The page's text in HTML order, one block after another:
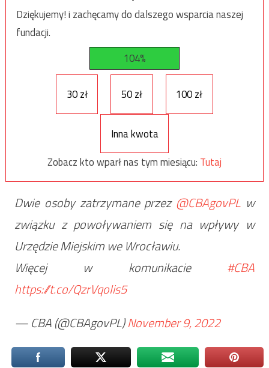
Dziękujemy! i zachęcamy do dalszego wsparcia naszej
fundacji.
104%
30 zł 50 zł 100 zł
Inna kwota
Zobacz kto wparł nas tym miesiącu: Tutaj
Dwie osoby zatrzymane przez @CBAgovPL w
związku z powoływaniem się na wpływy w
Urzędzie Miejskim we Wrocławiu.
Więcej w komunikacie #CBA
https://t.co/QzrVqoIis5
— CBA (@CBAgovPL)November 9, 2022